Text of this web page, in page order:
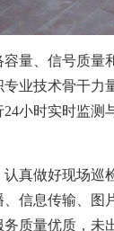
量、信号质量
业技术骨干力
小时实时监测
真做好现场巡
信息传输、图
质量优质，未